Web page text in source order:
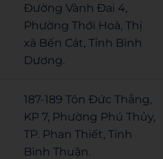
Đường Vành Đai 4,
Phường Thới Hoà, Thị
xã Bến Cát, Tỉnh Bình
Dương.
187-189 Tôn Đức Thắng,
KP 7, Phường Phú Thủy,
TP. Phan Thiết, Tỉnh
Bình Thuận.